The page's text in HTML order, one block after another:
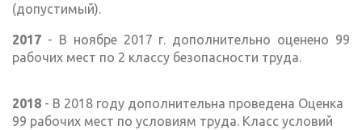
(допустимый).
2017 - В ноябре 2017 г. дополнительно оценено 99
рабочих мест по 2 классу безопасности труда.
2018 - В 2018 году дополнительна проведена Оценка
99 рабочих мест по условиям труда. Класс условий